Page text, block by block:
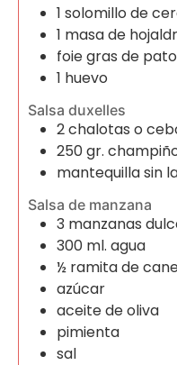
1 solomillo de
1 masa de
foie gras de
1 huevo
Salsa duxelles
2chalotas o
250gr.
mantequilla sin
Salsa de manzana
3 manzanas
300 ml. agua
½ ramita de
azúcar
aceite de oliva
pimienta
sal